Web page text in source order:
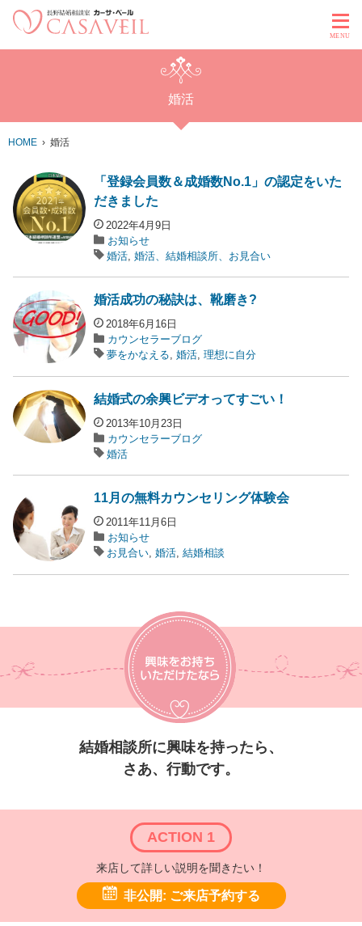
MENU
婚活
HOME 婚活
「登録会員数＆成婚数No.1」の認定をいた
だきました
2022年4月9日
お知らせ
婚活,婚活、結婚相談所、お見合い
婚活成功の秘訣は、靴磨き?
2018年6月16日
カウンセラーブログ
夢をかなえる,婚活,理想に自分
結婚式の余興ビデオってすごい！
2013年10月23日
カウンセラーブログ
婚活
11月の無料カウンセリング体験会
2011年11月6日
お知らせ
お見合い,婚活,結婚相談
結婚相談所に興味を持ったら、
さあ、行動です。
ACTION 1
来店して詳しい説明を聞きたい！
非公開: ご来店予約する